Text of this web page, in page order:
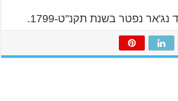
נפטר בשנת תקנ"ט-1799.